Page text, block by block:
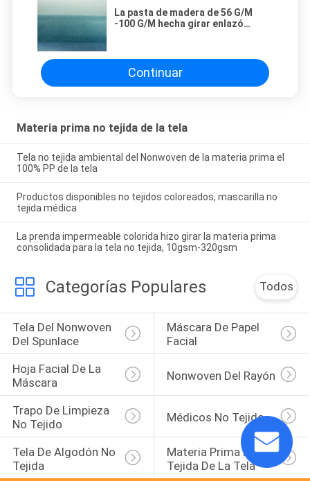
La pasta de madera de 56 G/M
-100 G/M hecha girar enlazó
Continuar
Materia prima no tejida de la tela
Tela no tejida ambiental del Nonwoven de la materia prima el
100% PP de la tela
Productos disponibles no tejidos coloreados, mascarilla no
tejida médica
La prenda impermeable colorida hizo girar la materia prima
consolidada para la tela no tejida, 10gsm-320gsm
Categorías Populares Todos
Tela Del Nonwoven
Del Spunlace
Máscara De Papel
Facial
Hoja Facial De La
Máscara
Nonwoven Del Rayón
Trapo De Limpieza
No Tejido
Médicos No Tejido
Tela De Algodón No
Tejida
Materia Prima No
Tejida De La Tela